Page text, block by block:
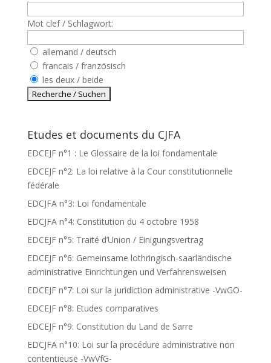
Mot clef / Schlagwort:
allemand / deutsch
francais / französisch
les deux / beide
Etudes et documents du CJFA
EDCEJF n°1 : Le Glossaire de la loi fondamentale
EDCEJF n°2: La loi relative à la Cour constitutionnelle
fédérale
EDCJFA n°3: Loi fondamentale
EDCJFA n°4: Constitution du 4 octobre 1958
EDCEJF n°5: Traité d’Union / Einigungsvertrag
EDCEJF n°6: Gemeinsame lothringisch-saarländische
administrative Einrichtungen und Verfahrensweisen
EDCEJF n°7: Loi sur la juridiction administrative -VwGO-
EDCEJF n°8: Etudes comparatives
EDCEJF n°9: Constitution du Land de Sarre
EDCJFA n°10: Loi sur la procédure administrative non
contentieuse -VwVfG-